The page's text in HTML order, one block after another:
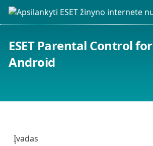
ESET Parental Control for
Android